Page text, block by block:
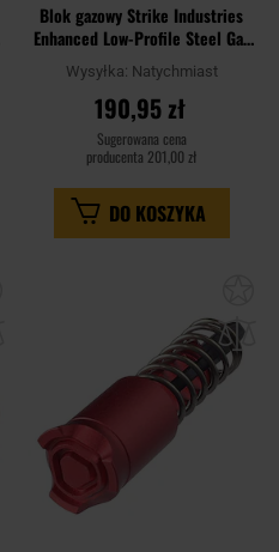
Blok gazowy Strike Industries
Enhanced Low-Profile Steel Gas
Block do karabinków AR15 -
Black
Wysyłka: Natychmiast
190,95 zł
Sugerowana cena
producenta 201,00 zł
DO KOSZYKA